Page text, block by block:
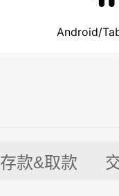
Android/
存款&取款